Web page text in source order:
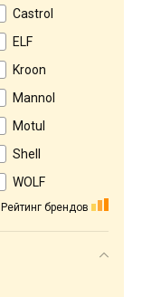
Castrol
ELF
Kroon
Mannol
Motul
Shell
WOLF
Рейтинг брендов